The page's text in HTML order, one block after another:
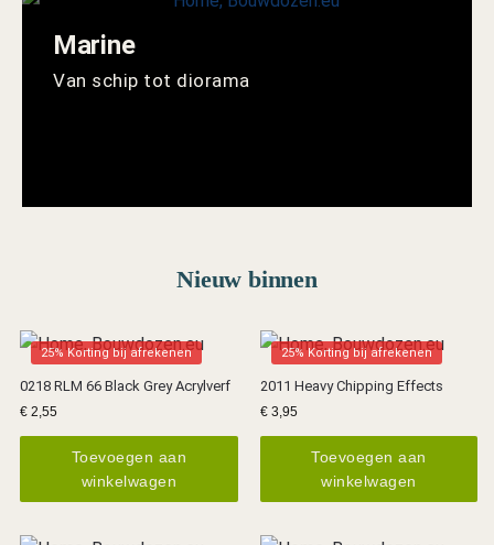
Marine
Van schip tot diorama
Nieuw binnen
25% Korting bij afrekenen
0218 RLM 66 Black Grey Acrylverf
€ 2,55
Toevoegen aan
winkelwagen
25% Korting bij afrekenen
2011 Heavy Chipping Effects
€3,95
Toevoegen aan
winkelwagen